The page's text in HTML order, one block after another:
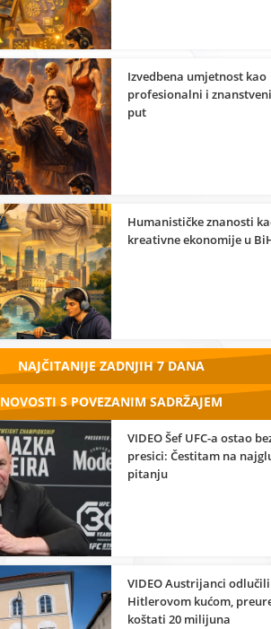
Izvedbena umjetnost kao
profesionalni i
put
Humanističke znanosti
kreativne ekonomije u
NAJČITANIJE ZADNJIH 7 DANA
NOVOSTI S POVEZANIM SADRŽAJEM
VIDEO Šef UFC-a ostao
presici: Čestitam na
pitanju
VIDEO Austrijanci odlučili
Hitlerovom kućom,
koštati 20 milijuna